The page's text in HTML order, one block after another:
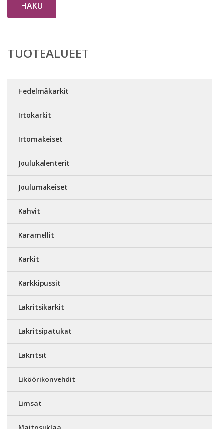
HAKU
TUOTEALUEET
Hedelmäkarkit
Irtokarkit
Irtomakeiset
Joulukalenterit
Joulumakeiset
Kahvit
Karamellit
Karkit
Karkkipussit
Lakritsikarkit
Lakritsipatukat
Lakritsit
Liköörikonvehdit
Limsat